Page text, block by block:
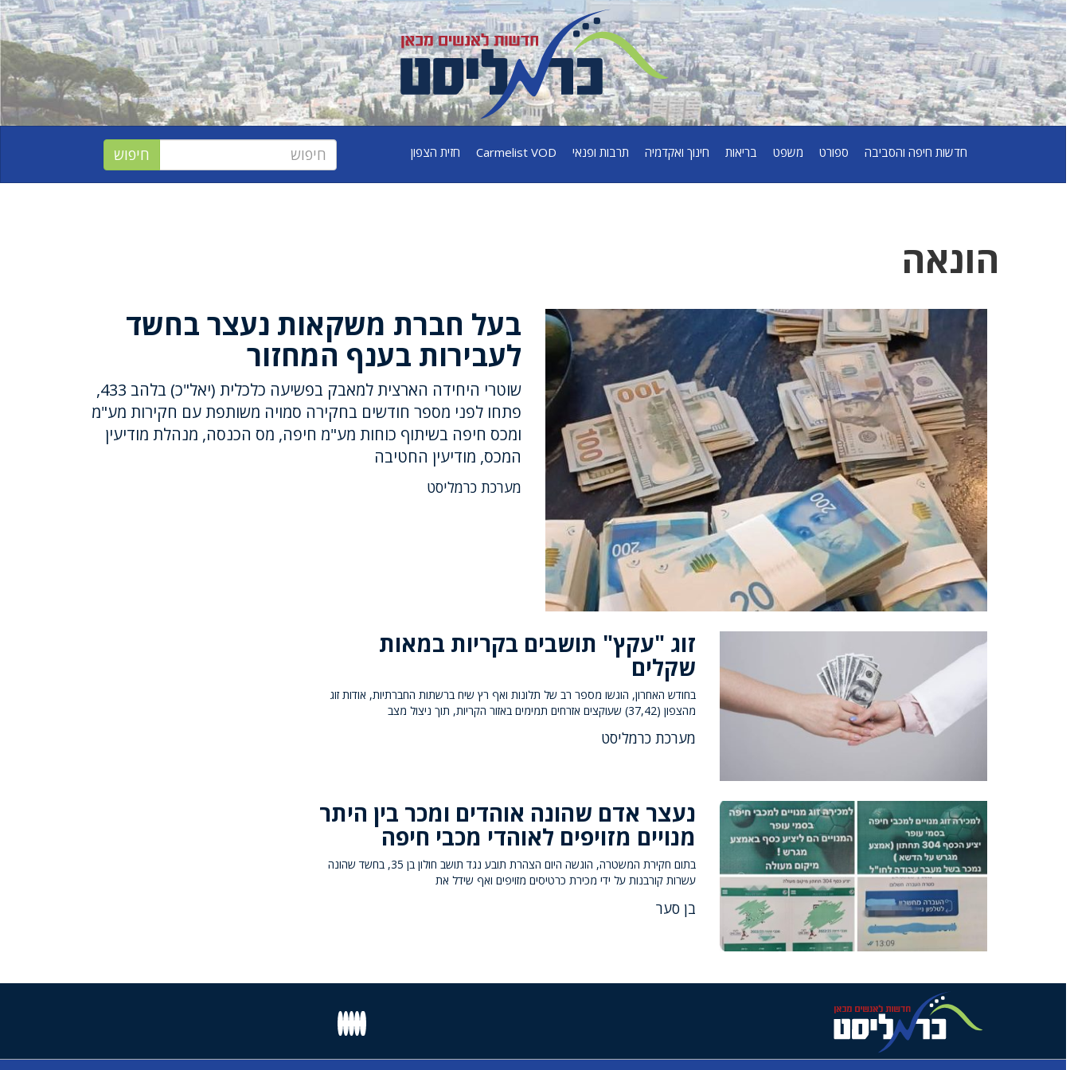
חדשות חיפה והסביבה ספורט משפט בריאות חינוך ואקדמיה תרבות ופנאי Carmelist VOD חזית הצפון
הונאה
בעל חברת משקאות נעצר בחשד
לעבירות בענף המחזור
שוטרי היחידה הארצית למאבק בפשיעה כלכלית (יאל"כ) בלהב 433,
פתחו לפני מספר חודשים בחקירה סמויה משותפת עם חקירות מע"מ
ומכס חיפה בשיתוף כוחות מע"מ חיפה, מס הכנסה, מנהלת מודיעין
המכס, מודיעין החטיבה
מערכת כרמליסט
זוג "עקץ" תושבים בקריות במאות
שקלים
בחודש האחרון, הוגשו מספר רב של תלונות ואף רץ שיח ברשתות החברתיות, אודות זוג
מהצפון (37,42) שעוקצים אזרחים תמימים באזור הקריות, תוך ניצול מצב
מערכת כרמליסט
נעצר אדם שהונה אוהדים ומכר בין היתר
מנויים מזויפים לאוהדי מכבי חיפה
בתום חקירת המשטרה, הוגשה היום הצהרת תובע נגד תושב חולון בן 35, בחשד שהונה
עשרות קורבנות על ידי מכירת כרטיסים מזויפים ואף שידל את
בן סער